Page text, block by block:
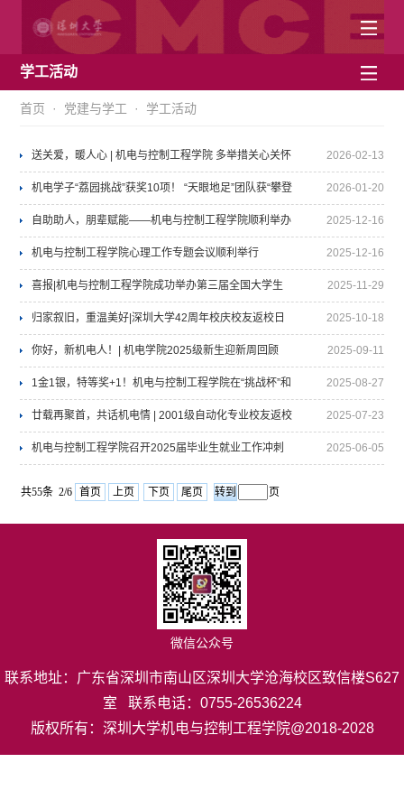
中文 English
学工活动
首页 · 党建与学工 · 学工活动
送关爱，暖人心 | 机电与控制工程学院 多举措关心关怀
留校学子
2026-02-13
机电学子“荔园挑战”获奖10项！ “天眼地足”团队获“攀登
计划”深圳大学推荐立项！
2026-01-20
自助助人，朋辈赋能——机电与控制工程学院顺利举办
“生命守门人”心理委员专题培训
2025-12-16
机电与控制工程学院心理工作专题会议顺利举行 2025-12-16
喜报|机电与控制工程学院成功举办第三届全国大学生
职业规划大赛院赛
2025-11-29
归家叙旧，重温美好|深圳大学42周年校庆校友返校日
活动回顾
2025-10-18
你好，新机电人！| 机电学院2025级新生迎新周回顾 2025-09-11
1金1银，特等奖+1！机电与控制工程学院在“挑战杯”和
中国国际大学生创新大赛广东省决赛中再获佳绩
2025-08-27
廿载再聚首，共话机电情 | 2001级自动化专业校友返校
交流
2025-07-23
机电与控制工程学院召开2025届毕业生就业工作冲刺 2025-06-05
共55条 2/6 首页 上页 下页 尾页 页
微信公众号
联系地址：广东省深圳市南山区深圳大学沧海校区致信楼S627
室 联系电话：0755-26536224
版权所有：深圳大学机电与控制工程学院@2018-2028